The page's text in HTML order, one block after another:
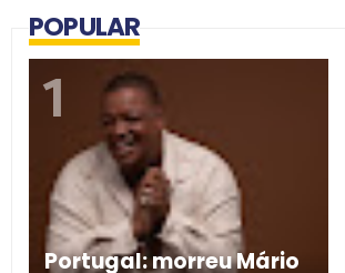
POPULAR
Portugal: morreu Mário